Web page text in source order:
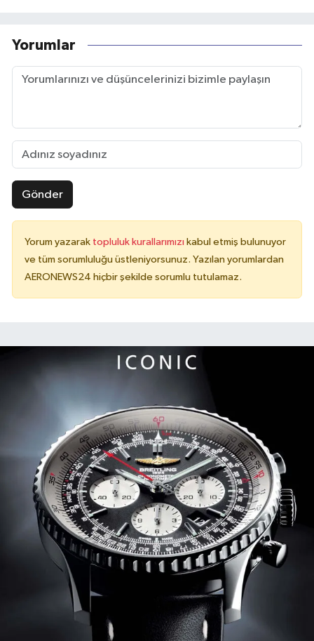
Yorumlar
Gönder
Yorum yazarak topluluk kurallarımızı kabul etmiş bulunuyor
ve tüm sorumluluğu üstleniyorsunuz. Yazılan yorumlardan
AERONEWS24 hiçbir şekilde sorumlu tutulamaz.